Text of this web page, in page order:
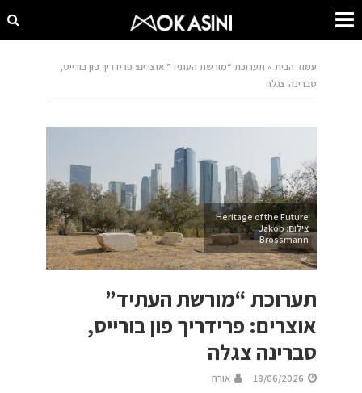
עמוד הבית » תערוכת “מורשת העתיד” אוצרים: פרידריך פון בורייס,
סברינה צגלה
Heritage of the Future
צילום: Jakob
Brossmann
תערוכת “מורשת העתיד”
אוצרים: פרידריך פון בורייס,
סברינה צגלה
18/06/2026 אורח